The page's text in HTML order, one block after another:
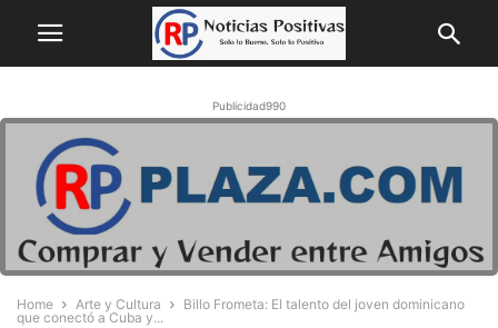
Publicidad990
Home Arte y Cultura
Billo Frometa: El talento del joven dominicano
que conectó a Cuba y...